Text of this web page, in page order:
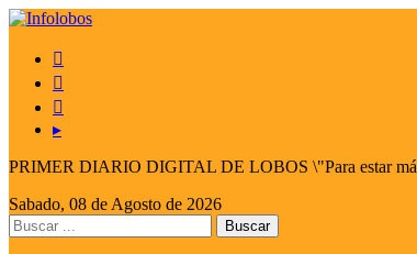



▸
PRIMER DIARIO DIGITAL DE LOBOS \"Para estar
Sabado, 08 de Agosto de 2026